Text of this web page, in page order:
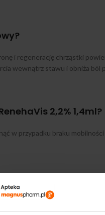
i regenerację chrząstki
wewnątrz stawu i obniża ból
2,2% 1,4ml?
w przypadku braku
na świecie, którego